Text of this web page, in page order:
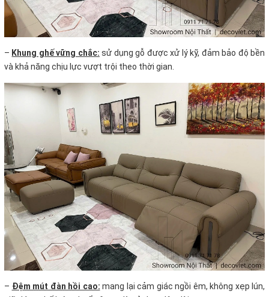
– Khung ghế vững chắc: sử dụng gỗ được xử lý kỹ, đảm bảo độ bền
và khả năng chịu lực vượt trội theo thời gian.
– Đệm mút đàn hồi cao: mang lại cảm giác ngồi êm, không xẹp lún,